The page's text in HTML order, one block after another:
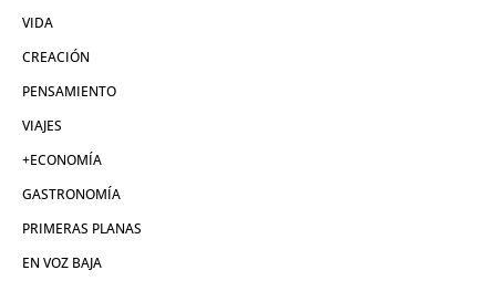
VIDA
CREACIÓN
PENSAMIENTO
VIAJES
+ECONOMÍA
GASTRONOMÍA
PRIMERAS PLANAS
EN VOZ BAJA